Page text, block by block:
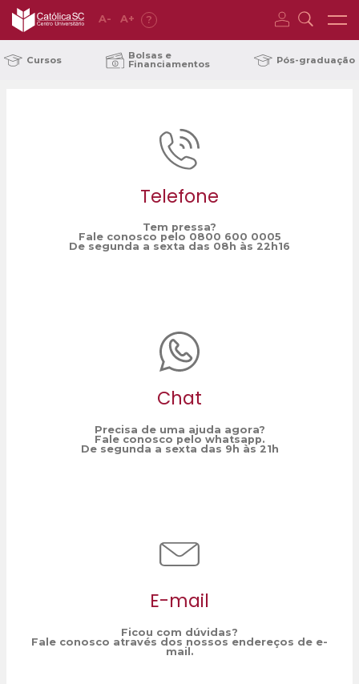
A- A+ ?
Cursos Bolsas e
Financiamentos Pós-graduação
Telefone
Tem pressa?
Fale conosco pelo 0800 600 0005
De segunda a sexta das 08h às 22h16
Chat
Precisa de uma ajuda agora?
Fale conosco pelo whatsapp.
De segunda a sexta das 9h às 21h
E-mail
Ficou com dúvidas?
Fale conosco através dos nossos endereços de e-
mail.